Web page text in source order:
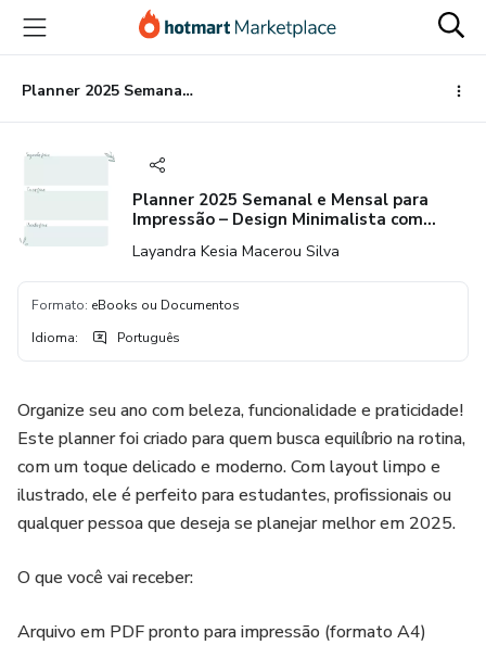
para
conteúdo
principal
para
pagamento
para
rodapé
Planner 2025 Semanal e Mensal para Impressão – Design Minimalista com Ilustrações de Folhas
Planner 2025 Semanal e Mensal para
Impressão – Design Minimalista com
Layandra Kesia Macerou Silva
Formato: eBooks ou Documentos
Idioma: Português
Organize seu ano com beleza, funcionalidade e praticidade!
Este planner foi criado para quem busca equilíbrio na rotina,
com um toque delicado e moderno. Com layout limpo e
ilustrado, ele é perfeito para estudantes, profissionais ou
qualquer pessoa que deseja se planejar melhor em 2025.
O que você vai receber:
Arquivo em PDF pronto para impressão (formato A4)